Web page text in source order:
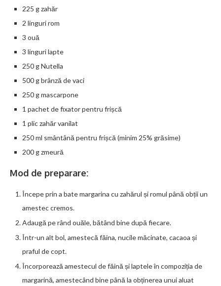
225 g zahăr
2 linguri rom
3 ouă
3 linguri lapte
250 g Nutella
500 g brânză de vaci
250 g mascarpone
1 pachet de fixator pentru frișcă
1 plic zahăr vanilat
250 ml smântână pentru frișcă (minim 25% grăsime)
200 g zmeură
Mod de preparare:
Începe prin a bate margarina cu zahărul și romul până obții un
amestec cremos.
Adaugă pe rând ouăle, bătând bine după fiecare.
Într-un alt bol, amestecă făina, nucile măcinate, cacaoa și
praful de copt.
Încorporează amestecul de făină și laptele în compoziția de
margarină, amestecând bine până la obținerea unui aluat